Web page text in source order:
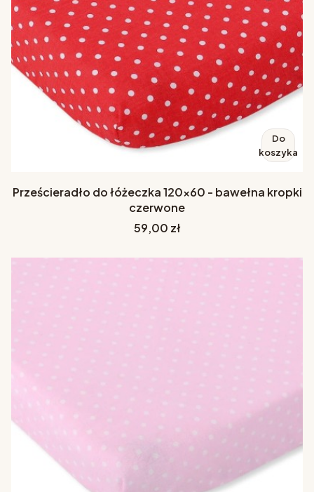
Do
koszyka
Prześcieradło do łóżeczka 120x60 - bawełna kropki
czerwone
Cena
59,00 zł